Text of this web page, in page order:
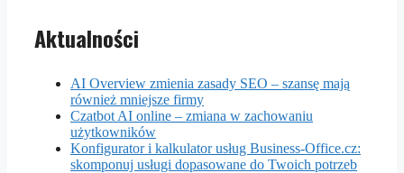
Aktualności
AI Overview zmienia zasady SEO – szansę mają
również mniejsze firmy
Czatbot AI online – zmiana w zachowaniu
użytkowników
Konfigurator i kalkulator usług Business-Office.cz:
skomponuj usługi dopasowane do Twoich potrzeb